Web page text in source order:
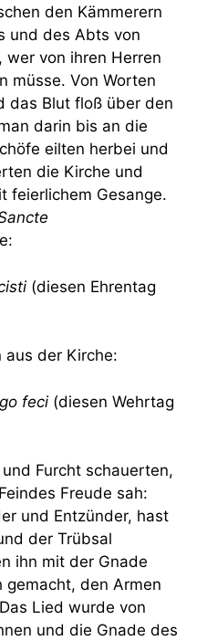
den Kämmerern
und des Abts von
wer von ihren Herren
müsse. Von Worten
das Blut floß über den
darin bis an die
eilten herbei und
die Kirche und
feierlichem Gesange.
(diesen Ehrentag
aus der Kirche:
feci(diesen Wehrtag
Furcht schauerten,
Freude sah:
und Entzünder, hast
der Trübsal
ihn mit der Gnade
gemacht, den Armen
Lied wurde von
und die Gnade des